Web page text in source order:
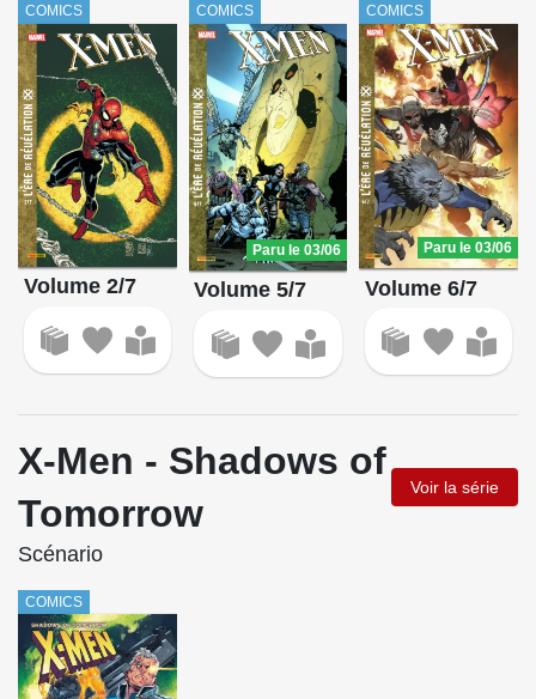
COMICS
Volume 2/7
COMICS
Paru le 03/06
Volume 5/7
COMICS
Paru le 03/06
Volume 6/7
X-Men - Shadows of
Tomorrow
Voir la série
Scénario
COMICS